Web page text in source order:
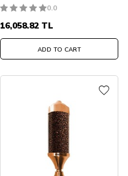
0.0
16,058.82 TL
ADD TO CART